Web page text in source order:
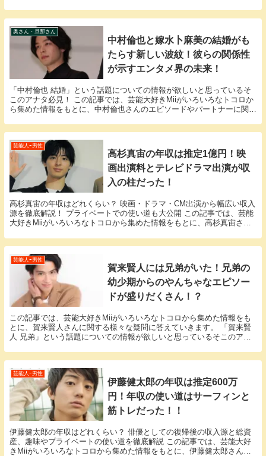
奥さん・旦那さん
中村倫也と嫁水卜麻美の結婚がも
たらす新しい波紋！彼らの関係性
が示すエンタメ界の未来！
「中村倫也 結婚」という話題についての情報が欲しいと思っているそ
このアナタ必見！ この記事では、芸能大好きMiiがいろいろなトコロか
ら集めた情報をもとに、中村倫也さんのエピソードやパートナーに関す
芸能人ｰ男性
高杉真宙の年収は推定1億円！映
画出演料とテレビドラマ出演が収
入の柱だった！
高杉真宙の年収はどれくらい？ 映画・ドラマ・CM出演から幅広い収入
源を徹底解説！ プライベートでの使い道も大公開 この記事では、芸能
大好きMiiがいろいろなトコロから集めた情報をもとに、高杉真宙さん
芸能人ｰ男性
賀来賢人には兄弟がいた！兄弟の
幼少期からのやんちゃなエピソー
ドが盛りだくさん！？
この記事では、芸能大好きMiiがいろいろなトコロから集めた情報をも
とに、賀来賢人さんに関する様々な疑問に答えていきます。 「賀来賢
人 兄弟」という話題についての情報が欲しいと思っているそこのアナ
芸能人ｰ男性
伊藤健太郎の年収は推定600万
円！年収の使い道はサーフィンと
筋トレだった！！
伊藤健太郎の年収はどれくらい？ 俳優としての復帰後の収入源と総資
産、趣味やプライベートの使い道を徹底解説 この記事では、芸能大好
きMiiがいろいろなトコロから集めた情報をもとに、伊藤健太郎さんの